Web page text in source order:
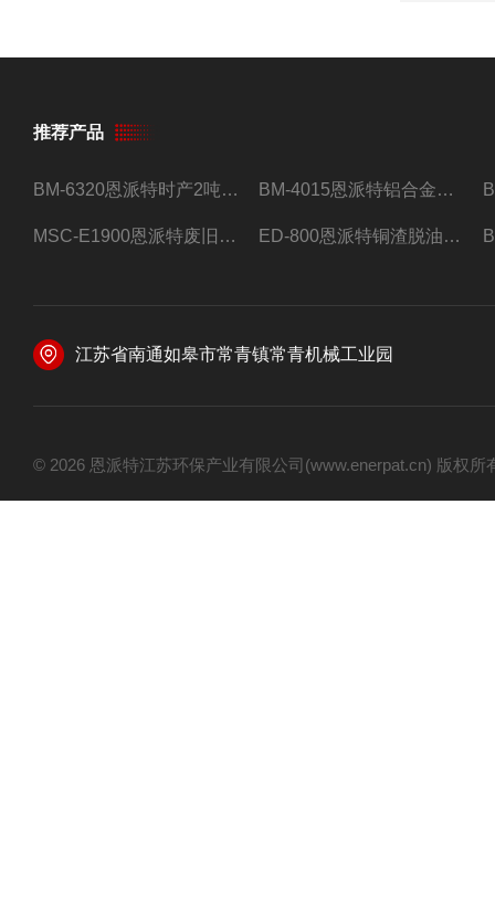
推荐产品
BM-6320恩派特时产2吨合金钢屑压饼机 BM-4015恩派特铝合金屑压饼机 脱油效果好
MSC-E1900恩派特废旧锂电池极片破碎处理设备 ED-800恩派特铜渣脱油机废铜屑铝屑甩油机
江苏省南通如皋市常青镇常青机械工业园
© 2026 恩派特江苏环保产业有限公司(www.enerpat.cn) 版权